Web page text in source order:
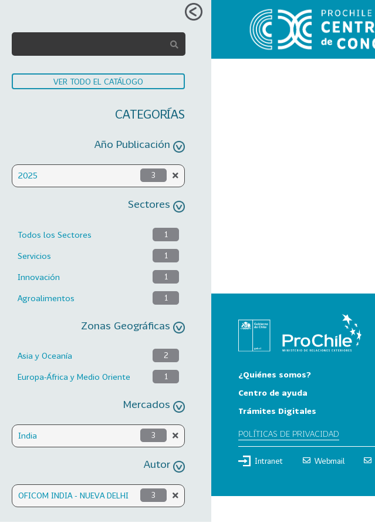
VER TODO EL CATÁLOGO
CATEGORÍAS
Año Publicación
2025 3
Sectores
Todos los Sectores 1
Servicios 1
Innovación 1
Agroalimentos 1
Zonas Geográficas
Asia y Oceanía 2
Europa-África y Medio Oriente 1
Mercados
India 3
Autor
OFICOM INDIA - NUEVA DELHI 3
¿Quiénes somos?
Centro de ayuda
Trámites Digitales
POLÍTICAS DE PRIVACIDAD
Intranet Webmail